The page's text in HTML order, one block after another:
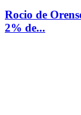
Rocio de
2% de...